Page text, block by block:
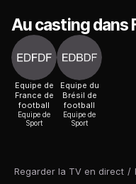
Regarder la TV en direct /
Au casting dans
Equipe de
France de
football
Equipe de
Sport
Equipe du
Brésil de
football
Equipe de
Sport